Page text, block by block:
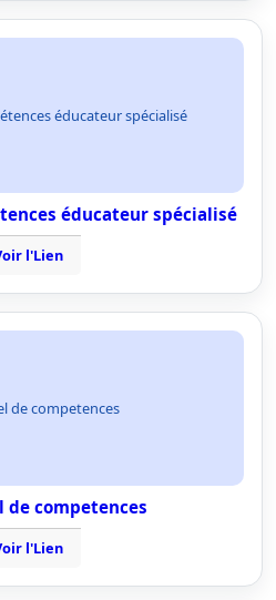
éducateur spécialisé
éducateur spécialisé
l'Lien
de competences
de competences
l'Lien